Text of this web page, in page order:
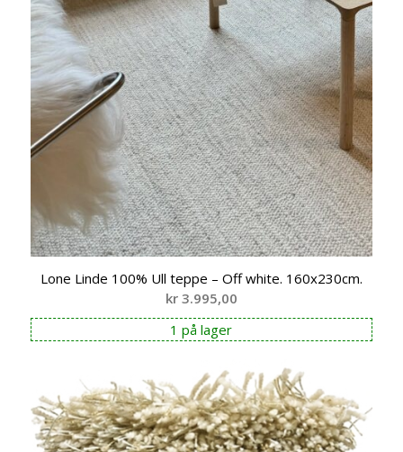
Lone Linde 100% Ull teppe – Off white. 160x230cm.
kr3.995,00
1 på lager